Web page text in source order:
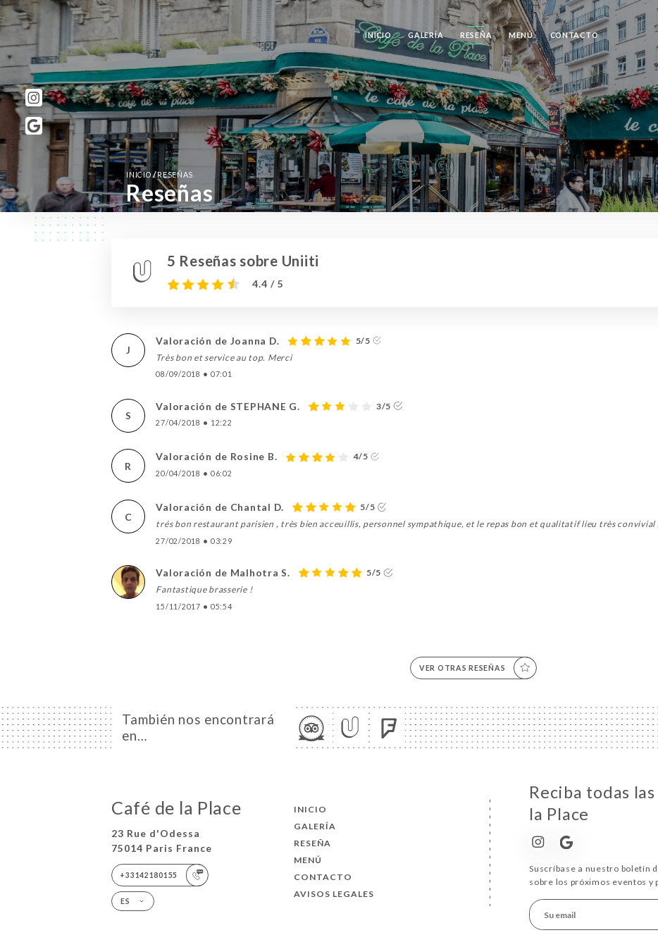
INICIO GALERÍA RESEÑA MENÚ CONTACTO
INICIO/ RESEÑAS
Reseñas
5 Reseñas sobre Uniiti
4.4 / 5
J
Valoración de Joanna D.
5/5
Très bon et service au top. Merci
08/09/2018 • 07:01
S
Valoración de STEPHANE G. 3/5
27/04/2018 • 12:22
R
Valoración de Rosine B. 4/5
20/04/2018 • 06:02
C
Valoración de Chantal D.
5/5
trés bon restaurant parisien , très bien acceuillis, personnel sympathique, et le repas bon et qualitatif lieu très convivial
27/02/2018 • 03:29
Valoración de Malhotra S.
5/5
Fantastique brasserie !
15/11/2017 • 05:54
VER OTRAS RESEÑAS
También nos encontrará
en…
Café de la Place
23 Rue d'Odessa
75014 Paris France
+33142180155
ES
INICIO
GALERÍA
RESEÑA
MENÚ
CONTACTO
AVISOS LEGALES
Reciba todas
la Place
Suscríbase a nuestro boletín
sobre los próximos eventos y